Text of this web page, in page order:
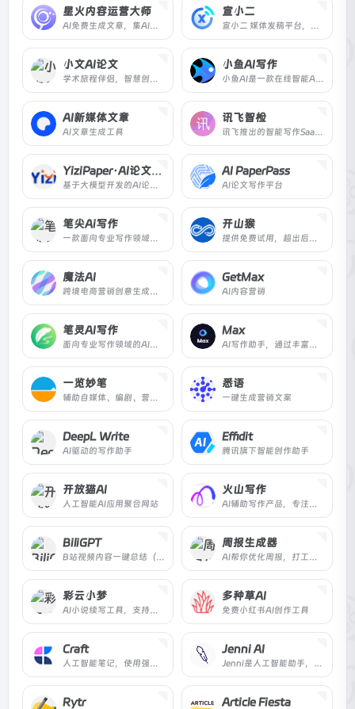
星火内容运营大师
AI免费生成文章，集AI写作，选题，配图，排版，润色，发布等功能为一体的智能创作平台。通用稿件30分钟生成，深度稿件效率翻番。应用于企业公众号，头条，新闻、等场景。释放创意，让内容创作更轻松！
宣小二
宣小二 媒体发稿平台，软文发布平台，自媒体发稿平台，短视频矩阵发布平台，基于AI驱动的企业自助式投放平台。
小文AI论文
学术旅程伴侣，智慧创作之选。轻松解决论文写作难题，AI论文助您一键完成，仅需一杯咖啡时间，即可轻松问鼎学术高峰！
小鱼AI写作
小鱼AI是一款在线智能AI写作平台，可以AI自动生成高质量原创内容，内容创作覆盖多种类型，满足不同场景的AI创作需求以及提供个性化的自定义应用
AI新媒体文章
AI文章生成工具
讯飞智检
讯飞推出的智能写作SaaS工具，支持智能写作后的校对与合规审核
YiziPaper·AI论文助手
基于大模型开发的AI论文写作助手，它可以根据用户的简单操作，驱动人工智能创作各种学科和语言的专业论文。
AI PaperPass
AI论文写作平台
笔尖Ai写作
一款面向专业写作领域的全能型AI写作助手，1000+写作模板，轻松原创。
开山猴
提供免费试用，超出后需付费使用
魔法AI
跨境电商营销创意生成工具
GetMax
AI内容营销
笔灵AI写作
面向专业写作领域的AI写作工具
Max
AI写作助手，通过丰富的内置角色和提示词为您带来无与伦比的写作体验。
一览妙笔
辅助自媒体、编剧、营销人员
悉语
一键生成营销文案
DeepL Write
AI驱动的写作助手
Effidit
腾讯旗下智能创作助手
开放猫AI
人工智能AI应用聚合网站
火山写作
AI辅助写作产品，专注于英语写作
BiliGPT
B站视频内容一键总结（支持 iOS 快捷指令）
周报生成器
AI帮你优化周报，打工人必备
彩云小梦
AI小说续写工具，支持自定义小说世界
多种草AI
免费小红书AI创作工具
Craft
人工智能笔记，使用强大的 AI 技术即时改进您的写作，让您的文档更上一层楼。告别繁琐的编辑，并在需要时获得所需的帮助！
Jenni AI
Jenni是人工智能助手，让你保持在驾驶座上。Jenni在你写作时与你一起工作，一旦你与Jenni一起写作，你就再也不能回头了。
Rytr Article Fiesta